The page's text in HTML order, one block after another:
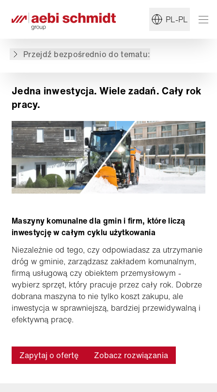
PL-PL
Przejdź bezpośrednio do tematu:
Dlaczego Aebi Schmidt?
Całkowity koszt posiadania
Wybierz właściwe rozwiązanie
Jedna inwestycja. Wiele zadań. Cały rok
pracy.
Maszyny komunalne dla gmin i firm, które liczą
inwestycję w całym cyklu użytkowania
Niezależnie od tego, czy odpowiadasz za utrzymanie
dróg w gminie, zarządzasz zakładem komunalnym,
firmą usługową czy obiektem przemysłowym -
wybierz sprzęt, który pracuje przez cały rok. Dobrze
dobrana maszyna to nie tylko koszt zakupu, ale
inwestycja w sprawniejszą, bardziej przewidywalną i
efektywną pracę.
Zapytaj o ofertę Zobacz rozwiązania